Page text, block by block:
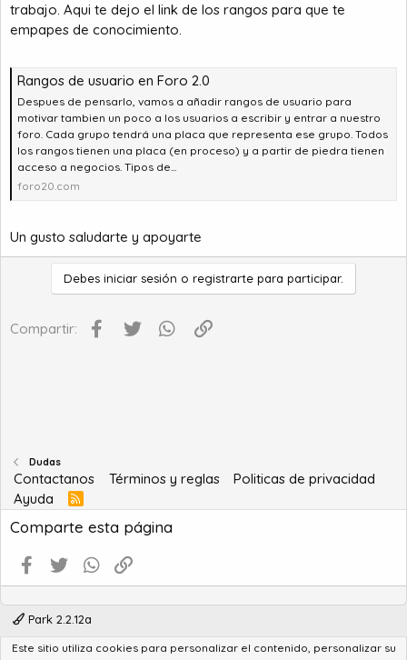
trabajo. Aqui te dejo el link de los rangos para que te
empapes de conocimiento.
Rangos de usuario en Foro 2.0
Despues de pensarlo, vamos a añadir rangos de usuario para
motivar tambien un poco a los usuarios a escribir y entrar a nuestro
foro. Cada grupo tendrá una placa que representa ese grupo. Todos
los rangos tienen una placa (en proceso) y a partir de piedra tienen
acceso a negocios. Tipos de...
foro20.com
Un gusto saludarte y apoyarte
Debes iniciar sesión o registrarte para participar.
Compartir: Facebook
Twitter WhatsApp
Dudas
Contactanos Términos y reglas
Politicas de privacidad
Ayuda
R
S
S
Comparte esta página
Facebook
Twitter WhatsApp
Park 2.2.12a
Community platform by XenForo® © 2010-2022 XenForo Ltd.
Este sitio utiliza cookies para personalizar el contenido, personalizar su